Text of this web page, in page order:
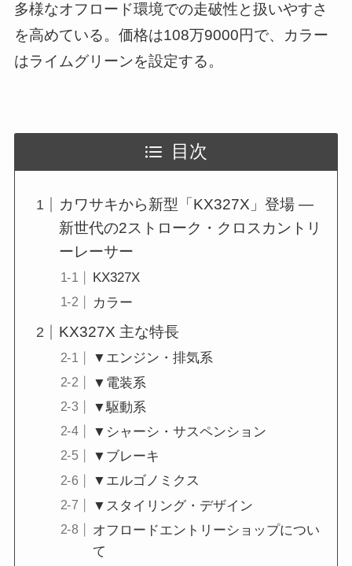
多様なオフロード環境での走破性と扱いやすさ
を高めている。価格は108万9000円で、カラー
はライムグリーンを設定する。
目次
カワサキから新型「KX327X」登場 ―
新世代の2ストローク・クロスカントリ
ーレーサー
KX327X
カラー
KX327X 主な特長
▼エンジン・排気系
▼電装系
▼駆動系
▼シャーシ・サスペンション
▼ブレーキ
▼エルゴノミクス
▼スタイリング・デザイン
オフロードエントリーショップについ
て